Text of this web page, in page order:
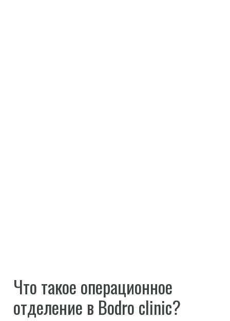
Что такое операционное
отделение в Bodro clinic?